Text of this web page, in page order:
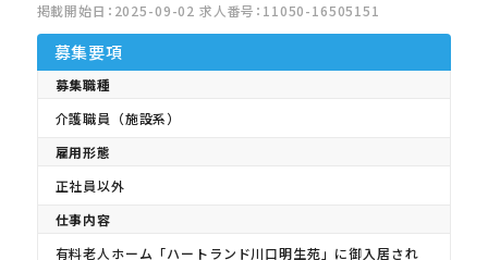
お役立ち情報
ご利用の流れ
よくある質問
運営会社情報
掲載開始日：2025-09-02 求人番号：11050-16505151
募集要項
募集職種
介護職員（施設系）
雇用形態
正社員以外
仕事内容
有料老人ホーム「ハートランド川口明生苑」に御入居され